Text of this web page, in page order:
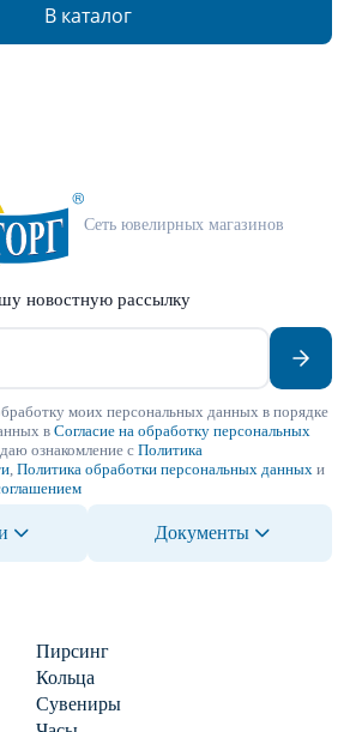
В каталог
Сеть ювелирных магазинов
новостную рассылку
моих персональных данных в порядке
в Согласие на обработку персональных
ознакомление с Политика
Политика обработки персональных данных и
Документы
Пирсинг
Кольца
Сувениры